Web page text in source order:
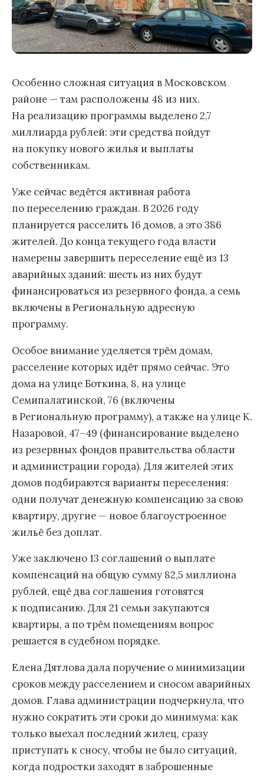
Особенно сложная ситуация в Московском
районе — там расположены 48 из них.
На реализацию программы выделено 2,7
миллиарда рублей: эти средства пойдут
на покупку нового жилья и выплаты
собственникам.
Уже сейчас ведётся активная работа
по переселению граждан. В 2026 году
планируется расселить 16 домов, а это 386
жителей. До конца текущего года власти
намерены завершить переселение ещё из 13
аварийных зданий: шесть из них будут
финансироваться из резервного фонда, а семь
включены в Региональную адресную
программу.
Особое внимание уделяется трём домам,
расселение которых идёт прямо сейчас. Это
дома на улице Боткина, 8, на улице
Семипалатинской, 76 (включены
в Региональную программу), а также на улице К.
Назаровой, 47–49 (финансирование выделено
из резервных фондов правительства области
и администрации города). Для жителей этих
домов подбираются варианты переселения:
одни получат денежную компенсацию за свою
квартиру, другие — новое благоустроенное
жильё без доплат.
Уже заключено 13 соглашений о выплате
компенсаций на общую сумму 82,5 миллиона
рублей, ещё два соглашения готовятся
к подписанию. Для 21 семьи закупаются
квартиры, а по трём помещениям вопрос
решается в судебном порядке.
Елена Дятлова дала поручение о минимизации
сроков между расселением и сносом аварийных
домов. Глава администрации подчеркнула, что
нужно сократить эти сроки до минимума: как
только выехал последний жилец, сразу
приступать к сносу, чтобы не было ситуаций,
когда подростки заходят в заброшенные